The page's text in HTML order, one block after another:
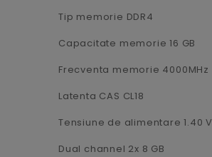
Tip memorie DDR4
Capacitate memorie 16 GB
Frecventa memorie 4000MHz
Latenta CAS CL18
Tensiune de alimentare 1.40 V
Dual channel 2x 8 GB